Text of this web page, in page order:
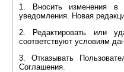
1. Вносить изменения в
уведомления. Новая
2. Редактировать или
соответствуют условиям
3. Отказывать
Соглашения.